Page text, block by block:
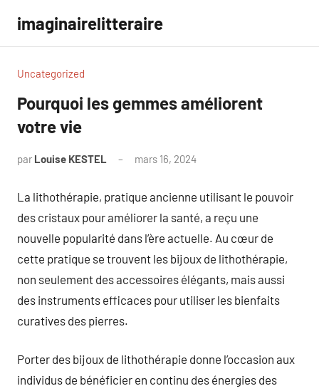
contenu
imaginairelitteraire
Uncategorized
Pourquoi les gemmes améliorent
votre vie
par Louise KESTEL mars 16, 2024
La lithothérapie, pratique ancienne utilisant le pouvoir
des cristaux pour améliorer la santé, a reçu une
nouvelle popularité dans l’ère actuelle. Au cœur de
cette pratique se trouvent les bijoux de lithothérapie,
non seulement des accessoires élégants, mais aussi
des instruments efficaces pour utiliser les bienfaits
curatives des pierres.
Porter des bijoux de lithothérapie donne l’occasion aux
individus de bénéficier en continu des énergies des